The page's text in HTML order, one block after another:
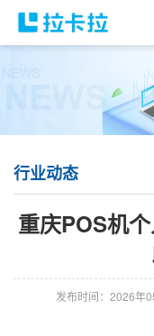
行业动态
重庆POS机
发布时间：2026年